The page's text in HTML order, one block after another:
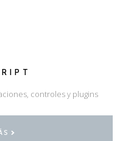
controles y plugins